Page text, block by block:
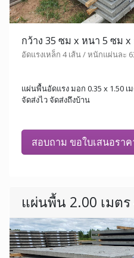
กว้าง 35 ซม x หนา 5 ซม x
อัดแรงเหล็ก 4 เส้น / หนักแผ่นละ
แผ่นพื้นอัดแรง มอก 0.35 x 1.50 เ
จัดส่งไว จัดส่งถึงบ้าน
สอบถาม ขอใบเสนอราค
แผ่นพื้น 2.00 เมตร